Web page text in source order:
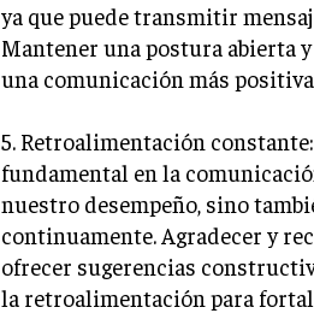
ya que puede transmitir
Mantener una postura abierta
una comunicación más
5. Retroalimentación
fundamental en la
nuestro desempeño, sino
continuamente. Agradecer y
ofrecer sugerencias
la retroalimentación para